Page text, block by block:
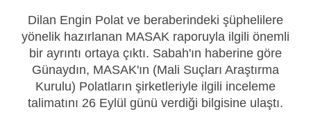
Dilan Engin Polat ve beraberindeki şüphelilere
yönelik hazırlanan MASAK raporuyla ilgili önemli
bir ayrıntı ortaya çıktı. Sabah'ın haberine göre
Günaydın, MASAK'ın (Mali Suçları Araştırma
Kurulu) Polatların şirketleriyle ilgili inceleme
talimatını 26 Eylül günü verdiği bilgisine ulaştı.